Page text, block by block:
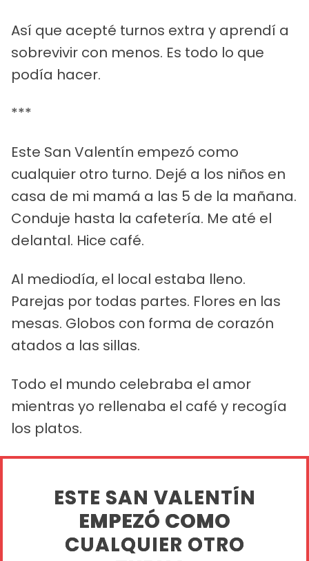
Así que acepté turnos extra y aprendí a
sobrevivir con menos. Es todo lo que
podía hacer.
***
Este San Valentín empezó como
cualquier otro turno. Dejé a los niños en
casa de mi mamá a las 5 de la mañana.
Conduje hasta la cafetería. Me até el
delantal. Hice café.
Al mediodía, el local estaba lleno.
Parejas por todas partes. Flores en las
mesas. Globos con forma de corazón
atados a las sillas.
Todo el mundo celebraba el amor
mientras yo rellenaba el café y recogía
los platos.
ESTE SAN VALENTÍN
EMPEZÓ COMO
CUALQUIER OTRO